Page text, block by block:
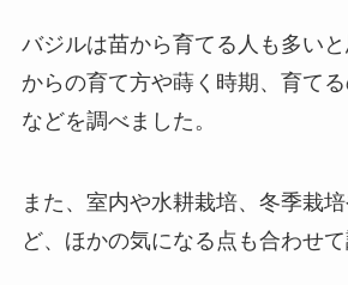
バジルは苗から育てる人も多い
からの育て方や蒔く時期、育て
などを調べました。
また、室内や水耕栽培、冬季栽
ど、ほかの気になる点も合わせて